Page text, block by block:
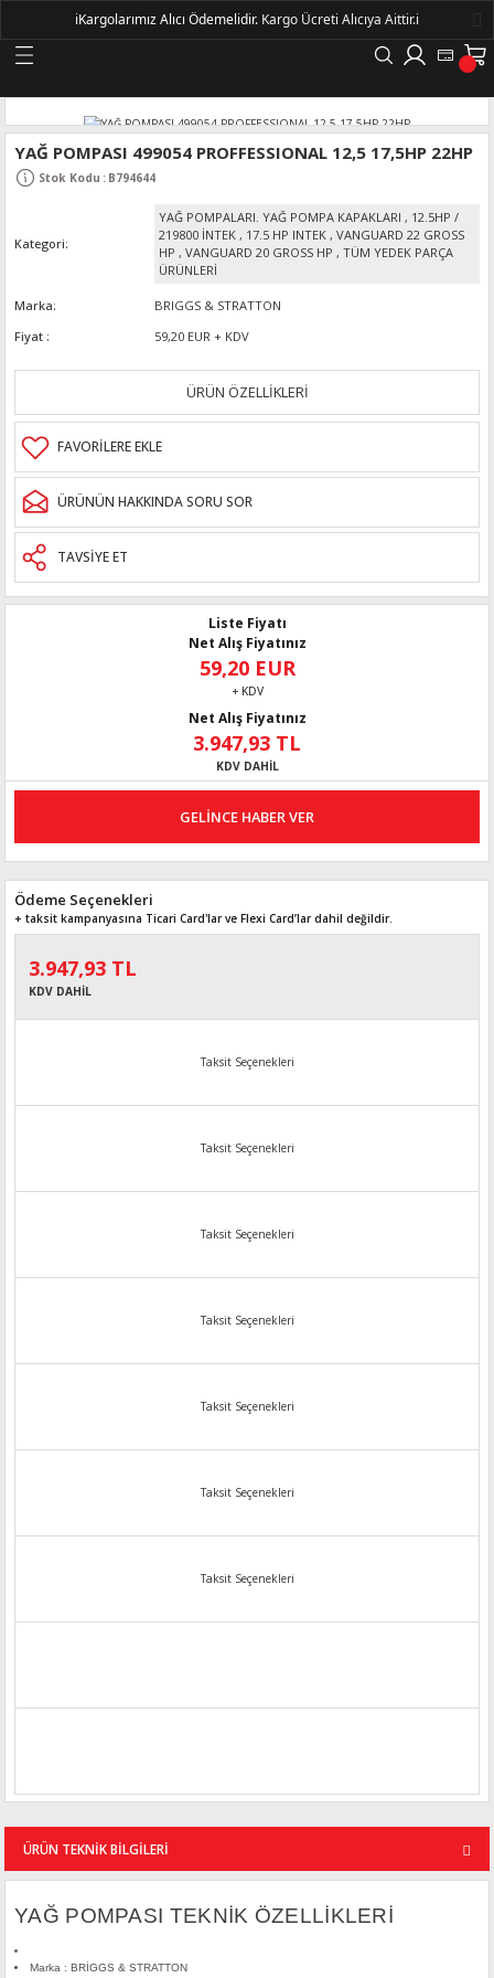
Geri Dön
KASNAKLI ALTERNATÖRLER - 1500
YAĞ POMPASI 499054 PROFFESSIONAL 12,5 17,5HP 22HP
Stok Kodu : B794644
Kategori
YAĞ POMPALARI. YAĞ POMPA KAPAKLARI , 12.5HP /
219800 İNTEK , 17.5 HP INTEK , VANGUARD 22 GROSS
HP , VANGUARD 20 GROSS HP , TÜM YEDEK PARÇA
ÜRÜNLERİ
Marka
BRIGGS & STRATTON
Fiyat
59,20 EUR + KDV
ÜRÜN ÖZELLİKLERİ
ÜRÜNÜN HAKKINDA SORU SOR
TAVSİYE ET
Liste Fiyatı
Net Alış Fiyatınız
59,20 EUR
+ KDV
Net Alış Fiyatınız
3.947,93 TL
KDV DAHİL
GELİNCE HABER VER
Ödeme Seçenekleri
+ taksit kampanyasına Ticari Card'lar ve Flexi Card’lar dahil değildir.
3.947,93 TL
KDV DAHİL
Taksit Seçenekleri
Taksit Seçenekleri
Taksit Seçenekleri
Taksit Seçenekleri
Taksit Seçenekleri
Taksit Seçenekleri
Taksit Seçenekleri
ÜRÜN TEKNİK BİLGİLERİ
YAĞ POMPASI TEKNİK ÖZELLİKLERİ
Marka : BRİGGS & STRATTON
ℹ️Kargolarımız Alıcı Ödemelidir. Kargo Ücreti Alıcıya Aittir.ℹ️